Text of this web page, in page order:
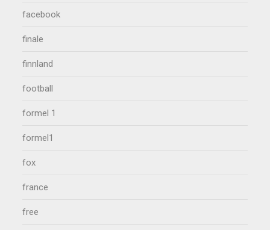
facebook
finale
finnland
football
formel 1
formel1
fox
france
free